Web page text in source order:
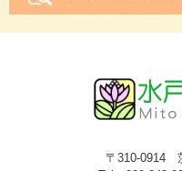
〒310-0914